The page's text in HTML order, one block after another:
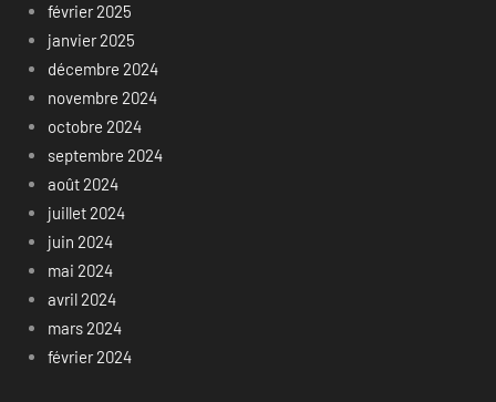
février 2025
janvier 2025
décembre 2024
novembre 2024
octobre 2024
septembre 2024
août 2024
juillet 2024
juin 2024
mai 2024
avril 2024
mars 2024
février 2024